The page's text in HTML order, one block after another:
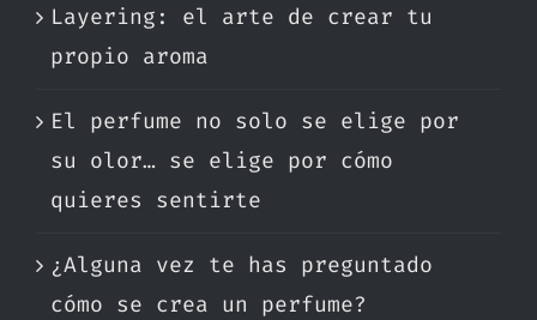
Layering: el arte de crear tu
propio aroma
El perfume no solo se elige por
su olor… se elige por cómo
quieres sentirte
¿Alguna vez te has preguntado
cómo se crea un perfume?